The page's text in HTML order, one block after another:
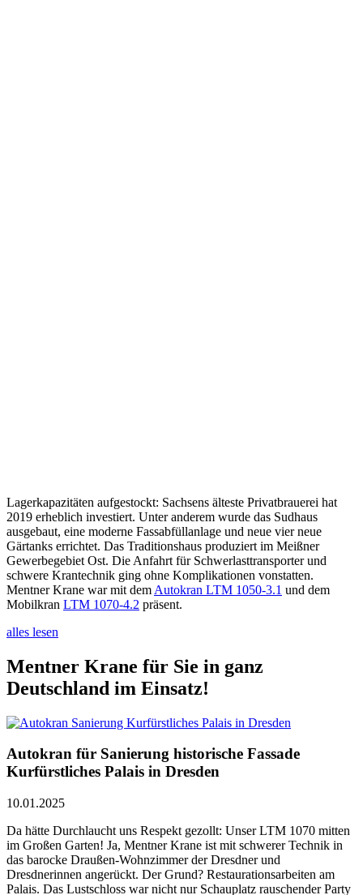
Lagerkapazitäten aufgestockt: Sachsens älteste Privatbrauerei hat
2019 erheblich investiert. Unter anderem wurde das Sudhaus
ausgebaut, eine moderne Fassabfüllanlage und neue vier neue
Gärtanks errichtet. Das Traditionshaus produziert im Meißner
Gewerbegebiet Ost. Die Anfahrt für Schwerlasttransporter und
schwere Krantechnik ging ohne Komplikationen vonstatten.
Mentner Krane war mit dem Autokran LTM 1050-3.1 und dem
Mobilkran LTM 1070-4.2 präsent.
alles lesen
Mentner Krane für Sie in ganz
Deutschland im Einsatz!
Autokran für Sanierung historische Fassade
Kurfürstliches Palais in Dresden
10.01.2025
Da hätte Durchlaucht uns Respekt gezollt: Unser LTM 1070 mitten
im Großen Garten! Ja, Mentner Krane ist mit schwerer Technik in
das barocke Draußen-Wohnzimmer der Dresdner und
Dresdnerinnen angerückt. Der Grund? Restaurationsarbeiten am
Palais. Das Lustschloss war nicht nur Schauplatz rauschender Party